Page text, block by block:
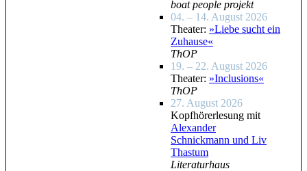
boat people projekt
04. – 14. August 2026
Theater: »Liebe sucht ein
Zuhause«
ThOP
19. – 22. August 2026
Theater: »Inclusions«
ThOP
27. August 2026
Kopfhörerlesung mit
Alexander
Schnickmann und Liv
Thastum
Literaturhaus